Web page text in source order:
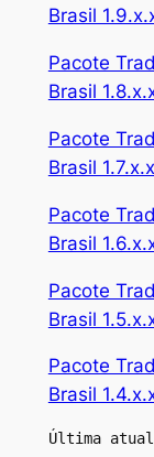
Brasil
Pacote
Brasil
Pacote
Brasil
Pacote
Brasil
Pacote
Brasil
Pacote
Brasil
Última